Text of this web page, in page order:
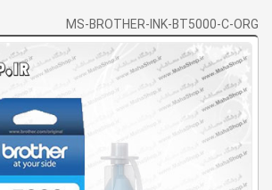
خالی
است
MS-BROTHER-INK-BT5000-C-ORG